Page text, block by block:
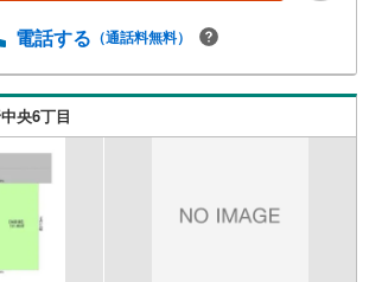
てなに？ローン組めるかな？」わからないこと
方、知らないと損する税金のこと等トータルで
します！
電話する （通話料無料）
央6丁目